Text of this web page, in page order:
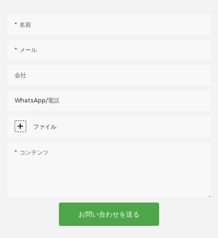
名前
メール
会社
WhatsApp/電話
ファイル
コンテンツ
お問い合わせを送る